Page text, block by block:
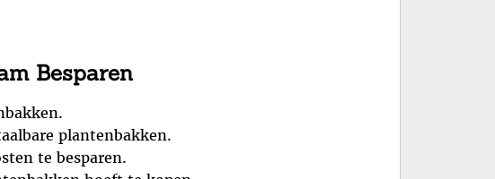
Besparen
plantenbakken.
te besparen.